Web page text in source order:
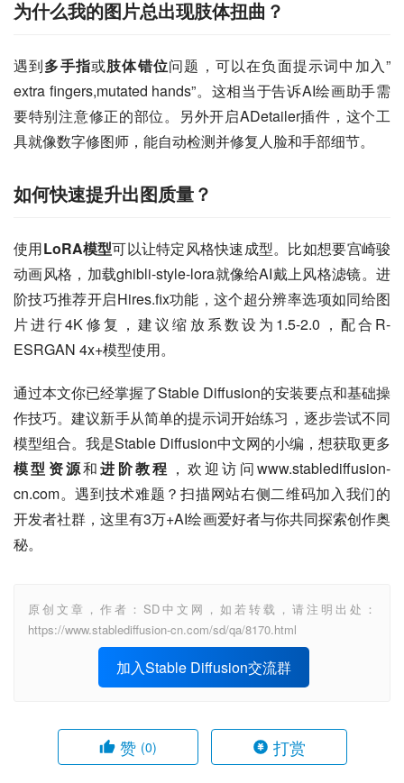
为什么我的图片总出现肢体扭曲？
遇到多手指或肢体错位问题，可以在负面提示词中加入”
extra fingers,mutated hands”。这相当于告诉AI绘画助手需
要特别注意修正的部位。另外开启ADetailer插件，这个工
具就像数字修图师，能自动检测并修复人脸和手部细节。
如何快速提升出图质量？
使用LoRA模型可以让特定风格快速成型。比如想要宫崎骏
动画风格，加载ghibli-style-lora就像给AI戴上风格滤镜。进
阶技巧推荐开启Hires.fix功能，这个超分辨率选项如同给图
片进行4K修复，建议缩放系数设为1.5-2.0，配合R-
ESRGAN 4x+模型使用。
通过本文你已经掌握了Stable Diffusion的安装要点和基础操
作技巧。建议新手从简单的提示词开始练习，逐步尝试不同
模型组合。我是Stable Diffusion中文网的小编，想获取更多
模型资源和进阶教程 ，欢迎访问www.stablediffusion-
cn.com。遇到技术难题？扫描网站右侧二维码加入我们的
开发者社群，这里有3万+AI绘画爱好者与你共同探索创作奥
秘。
原创文章，作者：SD中文网，如若转载，请注明出处：
https://www.stablediffusion-cn.com/sd/qa/8170.html
加入Stable Diffusion交流群
赞 (0) 打赏